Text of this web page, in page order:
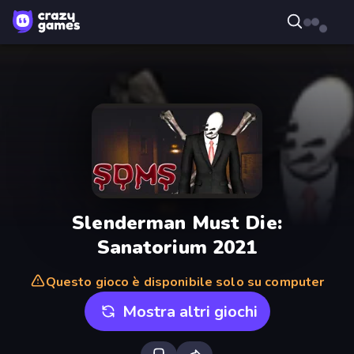
Slenderman Must Die:
Sanatorium 2021
Questo gioco è disponibile solo su computer
Mostra altri giochi